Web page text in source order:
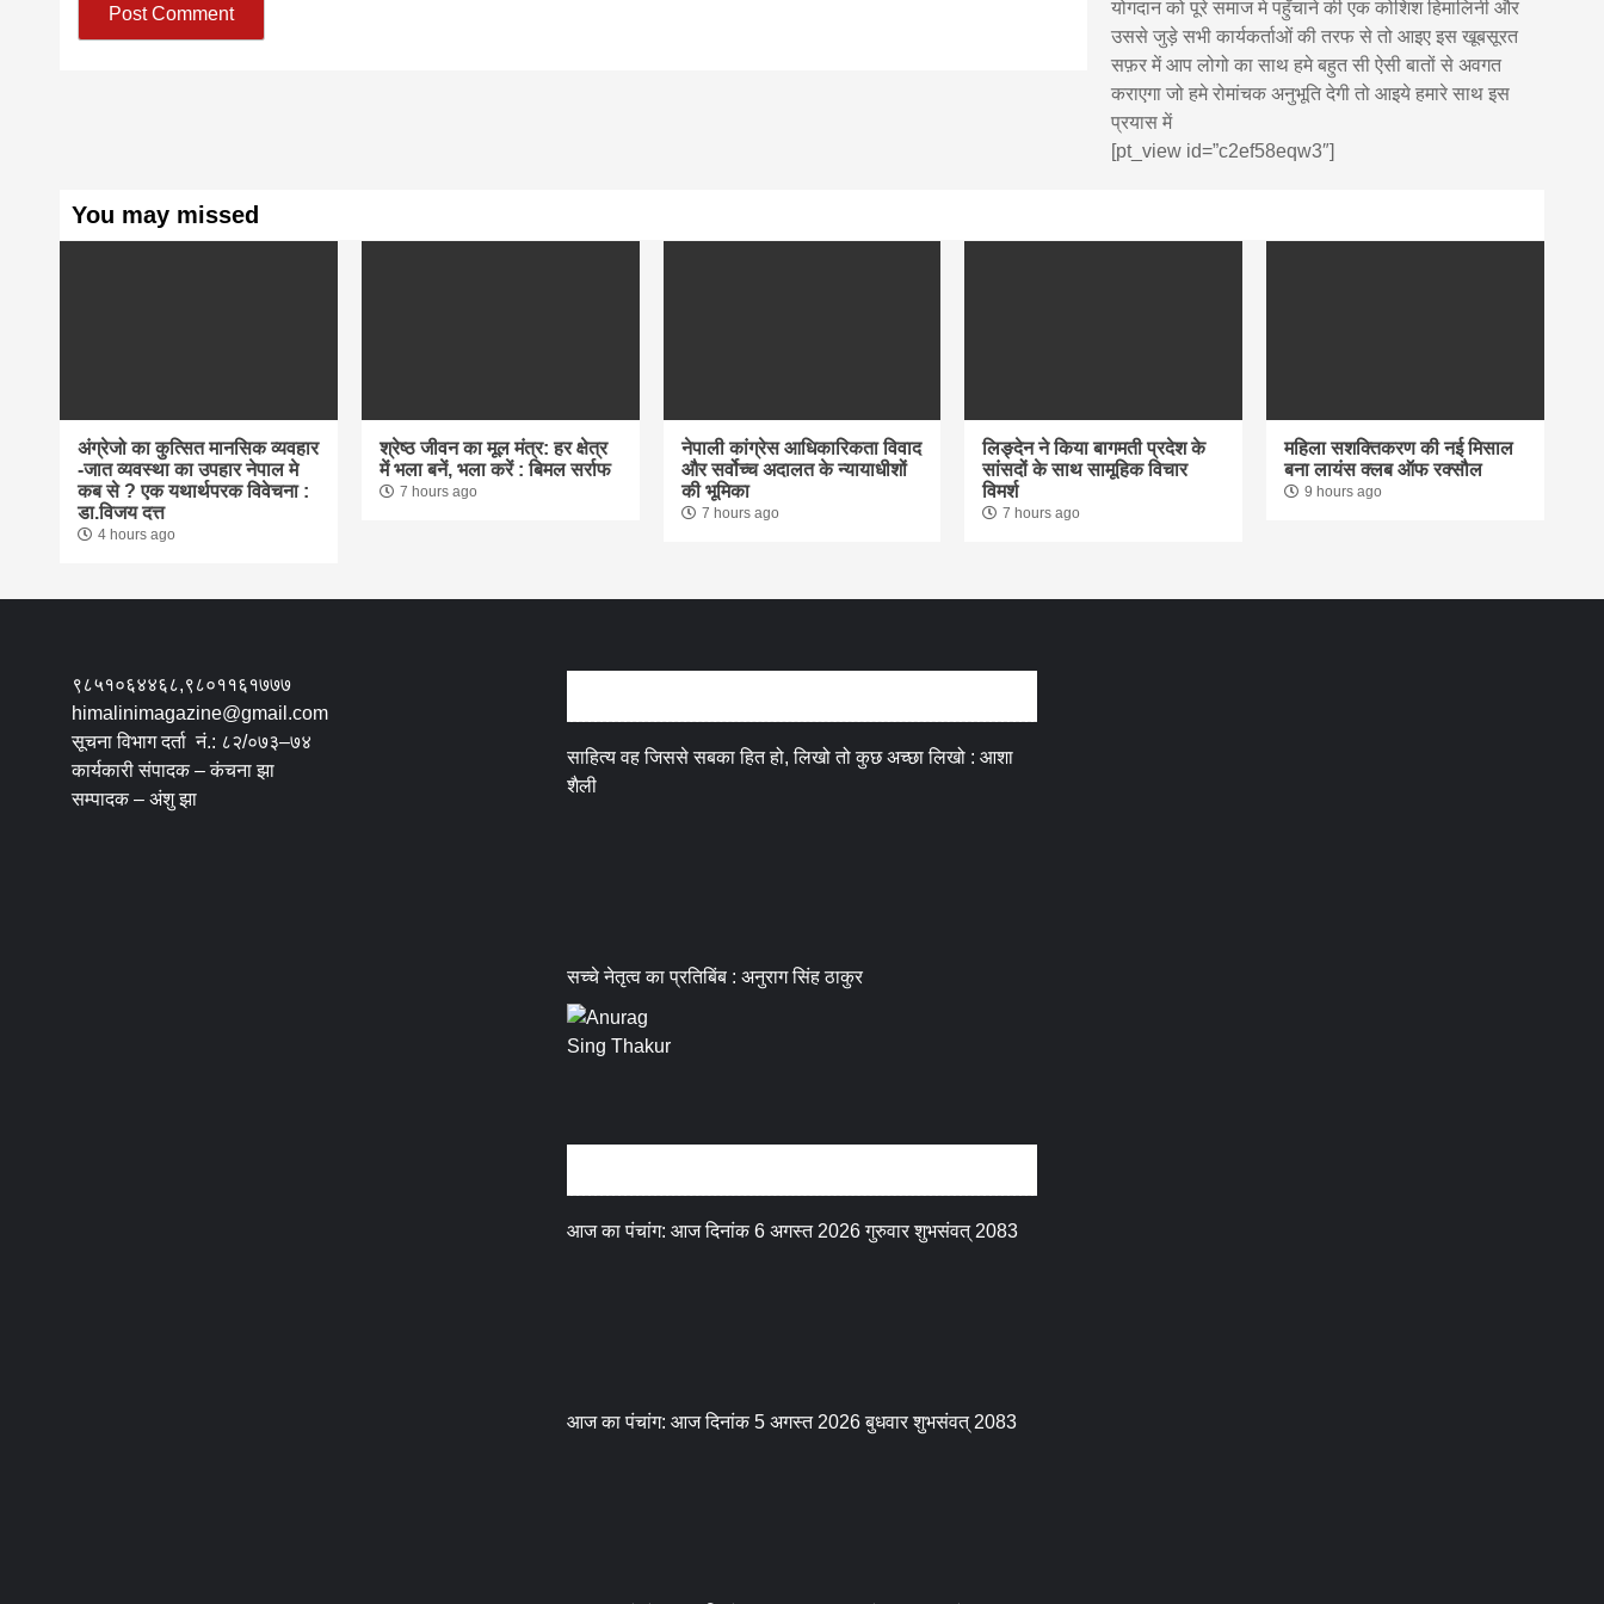
योगदान को पूरे समाज मे पहुँचाने की एक कोशिश हिमालिनी और
उससे जुड़े सभी कार्यकर्ताओं की तरफ से तो आइए इस खूबसूरत
सफ़र में आप लोगो का साथ हमे बहुत सी ऐसी बातों से अवगत
कराएगा जो हमे रोमांचक अनुभूति देगी तो आइये हमारे साथ इस
प्रयास में
[pt_view id=”c2ef58eqw3″]
You may missed
अंग्रेजो का कुत्सित मानसिक व्यवहार
-जात व्यवस्था का उपहार नेपाल मे
कब से ? एक यथार्थपरक विवेचना :
डा.विजय दत्त
4 hours ago
श्रेष्ठ जीवन का मूल मंत्र: हर क्षेत्र
में भला बनें, भला करें : बिमल सर्राफ
7 hours ago
नेपाली कांग्रेस आधिकारिकता विवाद
और सर्वोच्च अदालत के न्यायाधीशों
की भूमिका
7 hours ago
लिङ्देन ने किया बागमती प्रदेश के
सांसदों के साथ सामूहिक विचार
विमर्श
7 hours ago
महिला सशक्तिकरण की नई मिसाल
बना लायंस क्लब ऑफ रक्सौल
9 hours ago
९८५१०६४४६८,९८०११६१७७७
himalinimagazine@gmail.com
सूचना विभाग दर्ता नं.: ८२/०७३–७४
कार्यकारी संपादक – कंचना झा
सम्पादक – अंशु झा
साहित्य वह जिससे सबका हित हो, लिखो तो कुछ अच्छा लिखो : आशा
शैली
सच्चे नेतृत्व का प्रतिबिंब : अनुराग सिंह ठाकुर
आज का पंचांग: आज दिनांक 6 अगस्त 2026 गुरुवार शुभसंवत् 2083
आज का पंचांग: आज दिनांक 5 अगस्त 2026 बुधवार शुभसंवत् 2083